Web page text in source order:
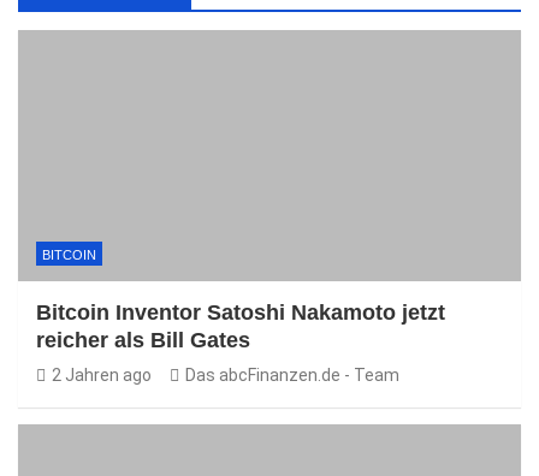
BITCOIN
Bitcoin Inventor Satoshi Nakamoto jetzt
reicher als Bill Gates
2 Jahren ago Das abcFinanzen.de - Team